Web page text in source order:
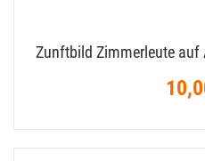
Zunftbild Zimmerleute auf